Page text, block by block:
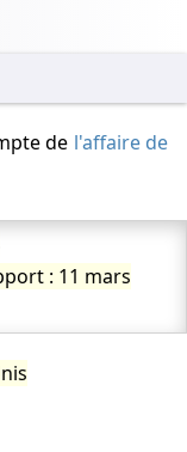
de l'affaire de
: 11 mars